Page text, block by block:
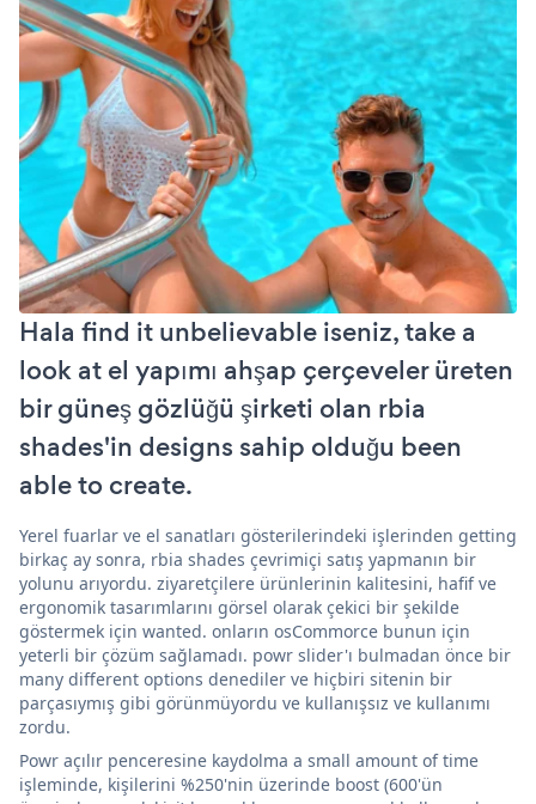
Hala find it unbelievable iseniz, take a
look at el yapımı ahşap çerçeveler üreten
bir güneş gözlüğü şirketi olan rbia
shades'in designs sahip olduğu been
able to create.
Yerel fuarlar ve el sanatları gösterilerindeki işlerinden getting
birkaç ay sonra, rbia shades çevrimiçi satış yapmanın bir
yolunu arıyordu. ziyaretçilere ürünlerinin kalitesini, hafif ve
ergonomik tasarımlarını görsel olarak çekici bir şekilde
göstermek için wanted. onların osCommorce bunun için
yeterli bir çözüm sağlamadı. powr slider'ı bulmadan önce bir
many different options denediler ve hiçbiri sitenin bir
parçasıymış gibi görünmüyordu ve kullanışsız ve kullanımı
zordu.
Powr açılır penceresine kaydolma a small amount of time
işleminde, kişilerini %250'nin üzerinde boost (600'ün